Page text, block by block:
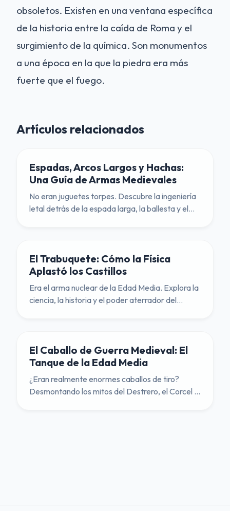
obsoletos. Existen en una ventana específica
de la historia entre la caída de Roma y el
surgimiento de la química. Son monumentos
a una época en la que la piedra era más
fuerte que el fuego.
Artículos relacionados
Espadas, Arcos Largos y Hachas:
Una Guía de Armas Medievales
No eran juguetes torpes. Descubre la ingeniería
letal detrás de la espada larga, la ballesta y el
El Trabuquete: Cómo la Física
Aplastó los Castillos
Era el arma nuclear de la Edad Media. Explora la
ciencia, la historia y el poder aterrador del
El Caballo de Guerra Medieval: El
Tanque de la Edad Media
¿Eran realmente enormes caballos de tiro?
Desmontando los mitos del Destrero, el Corcel y